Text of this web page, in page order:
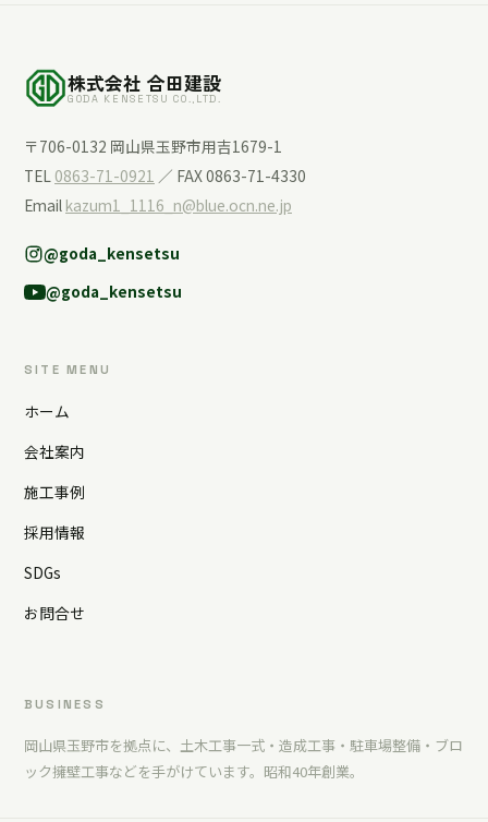
株式会社 合田建設
GODA KENSETSU CO.,LTD.
〒706-0132 岡山県玉野市用吉1679-1
TEL 0863-71-0921 ／ FAX 0863-71-4330
Email kazum1_1116_n@blue.ocn.ne.jp
@goda_kensetsu
@goda_kensetsu
SITE MENU
ホーム
会社案内
施工事例
採用情報
SDGs
お問合せ
BUSINESS
岡山県玉野市を拠点に、土木工事一式・造成工事・駐車場整備・ブロ
ック擁壁工事などを手がけています。昭和40年創業。